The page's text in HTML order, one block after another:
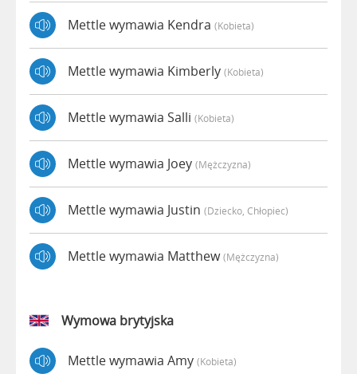
Mettle wymawia Kendra (kobieta)
Mettle wymawia Kimberly (kobieta)
Mettle wymawia Salli (kobieta)
Mettle wymawia Joey (mężczyzna)
Mettle wymawia Justin (dziecko, Chłopiec)
Mettle wymawia Matthew(mężczyzna)
Wymowa brytyjska
Mettle wymawia Amy (kobieta)